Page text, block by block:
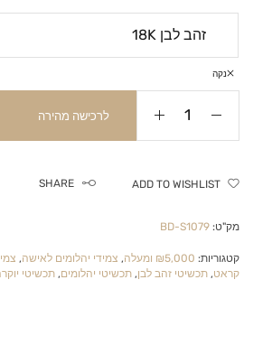
נקה
לרכישה מהירה
ADD TO WISHLIST
SHARE
מק"ט:BD-S1079
קטגוריות: ₪5,000 ומעלה , צמידי יהלומים לאישה,
קראט,תכשיטי זהב לבן,תכשיטי יהלומים,תכשיטי